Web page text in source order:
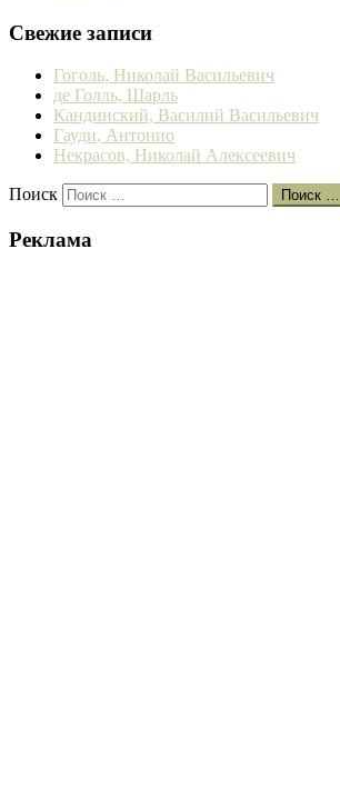
Свежие записи
Гоголь, Николай Васильевич
де Голль, Шарль
Кандинский, Василий Васильевич
Гауди, Антонио
Некрасов, Николай Алексеевич
Поиск Поиск …
Реклама